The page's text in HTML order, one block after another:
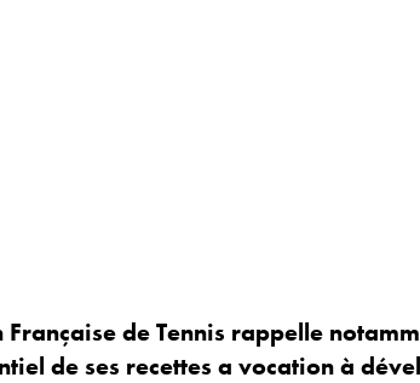
Française de Tennis rappelle
de ses recettes a vocation à